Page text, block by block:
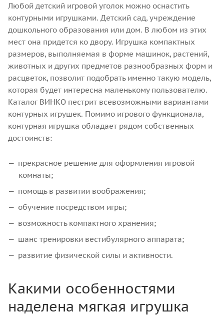
Любой детский игровой уголок можно оснастить
контурными игрушками. Детский сад, учреждение
дошкольного образования или дом. В любом из этих
мест она придется ко двору. Игрушка компактных
размеров, выполняемая в форме машинок, растений,
животных и других предметов разнообразных форм и
расцветок, позволит подобрать именно такую модель,
которая будет интересна маленькому пользователю.
Каталог ВИНКО пестрит всевозможными вариантами
контурных игрушек. Помимо игрового функционала,
контурная игрушка обладает рядом собственных
достоинств:
прекрасное решение для оформления игровой
комнаты;
помощь в развитии воображения;
обучение посредством игры;
возможность компактного хранения;
шанс тренировки вестибулярного аппарата;
развитие физической силы и активности.
Какими особенностями
наделена мягкая игрушка